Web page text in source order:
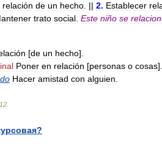
relación de un hecho . || 2. Establecer
trato social Este niño se
[de un hecho].
Poner en relación [personas o cosas].
Hacer amistad con alguien